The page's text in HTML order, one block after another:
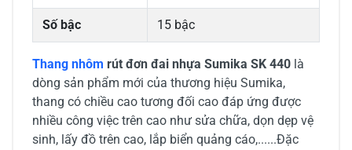
Số bậc 15 bậc
Thang nhôm rút đơn đai nhựa Sumika SK 440 là
dòng sản phẩm mới của thương hiệu Sumika,
thang có chiều cao tương đối cao đáp ứng được
nhiều công việc trên cao như sửa chữa, dọn dẹp vệ
sinh, lấy đồ trên cao, lắp biển quảng cáo,......Đặc